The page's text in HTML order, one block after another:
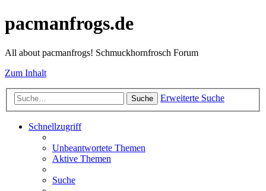
pacmanfrogs.de
All about pacmanfrogs! Schmuckhornfrosch Forum
Zum Inhalt
Suche Erweiterte Suche
Schnellzugriff
Unbeantwortete Themen
Aktive Themen
Suche